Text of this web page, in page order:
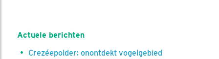
Actuele berichten
Crezéepolder: onontdekt vogelgebied